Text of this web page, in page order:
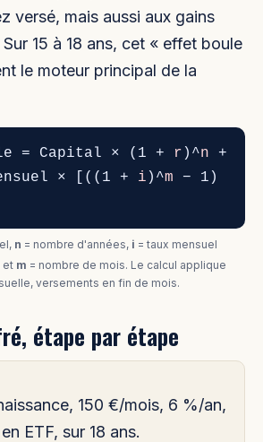
versé, mais aussi aux gains
15 à 18 ans, cet « effet boule
le moteur principal de la
= Capital × (1 + r )^n +
× [((1 + i )^m − 1)
n = nombre d'années, i = taux mensuel
et m = nombre de mois. Le calcul applique
versements en fin de mois.
étape par étape
150 €/mois, 6 %/an,
ETF, sur 18 ans.